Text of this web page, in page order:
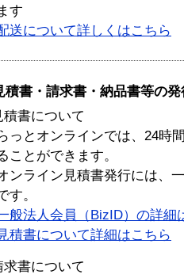
す
送について詳しくはこちら
積書・請求書・納品書等の
積書について
っとオンラインでは、24時
ことができます。
ンライン見積書発行には、
す。
般法人会員（BizID）の詳細
積書について詳細はこちら
求書について